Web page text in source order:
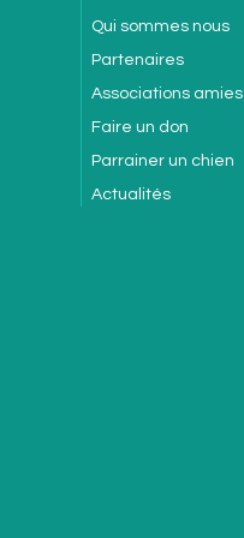
Qui sommes nous
Partenaires
Associations amies
Faire un don
Parrainer un chien
Actualités